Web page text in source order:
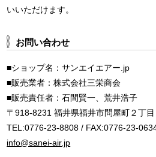
いいただけます。
お問い合わせ
■ショップ名：サンエイエアー.jp
■販売業者：株式会社三栄商会
■販売責任者：石間賢一、荒井浩子
〒918-8231 福井県福井市問屋町２丁
TEL:0776-23-8808 / FAX:0776-23-
info@sanei-air.jp